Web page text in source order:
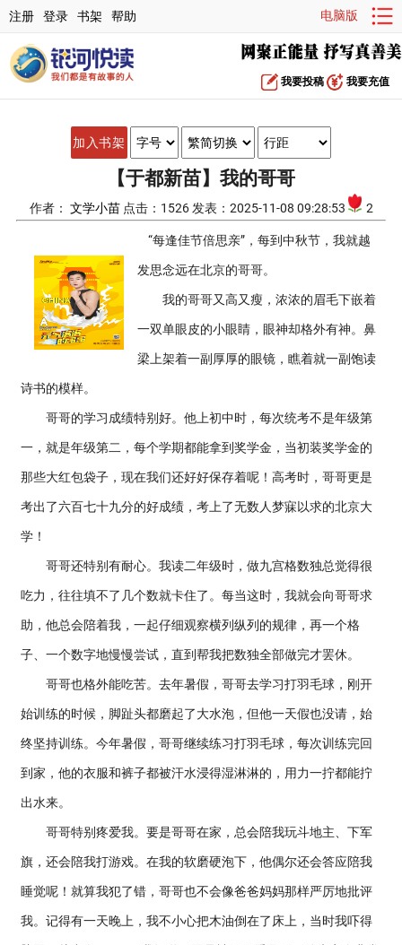
注册 登录 书架 帮助 电脑版
我要投稿 我要充值
加入书架
【于都新苗】我的哥哥
作者： 文学小苗 点击：1526 发表：2025-11-08 09:28:53 2
“每逢佳节倍思亲”，每到中秋节，我就越
发思念远在北京的哥哥。
我的哥哥又高又瘦，浓浓的眉毛下嵌着
一双单眼皮的小眼睛，眼神却格外有神。鼻
梁上架着一副厚厚的眼镜，瞧着就一副饱读
诗书的模样。
哥哥的学习成绩特别好。他上初中时，每次统考不是年级第
一，就是年级第二，每个学期都能拿到奖学金，当初装奖学金的
那些大红包袋子，现在我们还好好保存着呢！高考时，哥哥更是
考出了六百七十九分的好成绩，考上了无数人梦寐以求的北京大
学！
哥哥还特别有耐心。我读二年级时，做九宫格数独总觉得很
吃力，往往填不了几个数就卡住了。每当这时，我就会向哥哥求
助，他总会陪着我，一起仔细观察横列纵列的规律，再一个格
子、一个数字地慢慢尝试，直到帮我把数独全部做完才罢休。
哥哥也格外能吃苦。去年暑假，哥哥去学习打羽毛球，刚开
始训练的时候，脚趾头都磨起了大水泡，但他一天假也没请，始
终坚持训练。今年暑假，哥哥继续练习打羽毛球，每次训练完回
到家，他的衣服和裤子都被汗水浸得湿淋淋的，用力一拧都能拧
出水来。
哥哥特别疼爱我。要是哥哥在家，总会陪我玩斗地主、下军
旗，还会陪我打游戏。在我的软磨硬泡下，他偶尔还会答应陪我
睡觉呢！就算我犯了错，哥哥也不会像爸爸妈妈那样严厉地批评
我。记得有一天晚上，我不小心把木油倒在了床上，当时我吓得